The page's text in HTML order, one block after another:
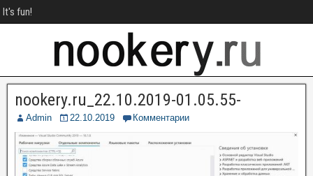
It's fun!
nookery.ru_22.10.2019-01.05.55-
Admin 22.10.2019 Комментарии